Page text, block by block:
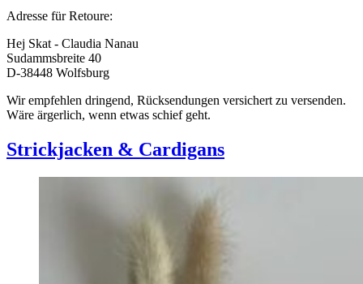
Adresse für Retoure:
Hej Skat - Claudia Nanau
Sudammsbreite 40
D-38448 Wolfsburg
Wir empfehlen dringend, Rücksendungen versichert zu versenden.
Wäre ärgerlich, wenn etwas schief geht.
Strickjacken & Cardigans